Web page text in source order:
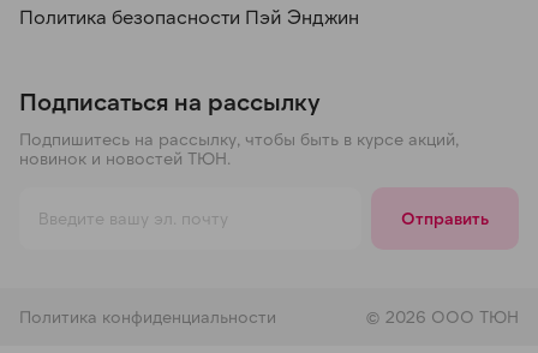
Политика безопасности Пэй Энджин
Подписаться на рассылку
Подпишитесь на рассылку, чтобы быть в курсе акций,
новинок и новостей ТЮН.
Отправить
Политика конфиденциальности © 2026 ООО ТЮН